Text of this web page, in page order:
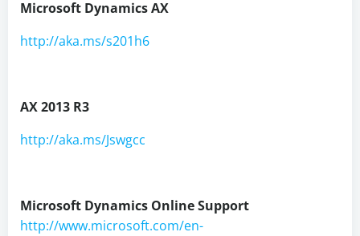
Microsoft Dynamics AX
http://aka.ms/s201h6
AX 2013 R3
http://aka.ms/Jswgcc
Microsoft Dynamics Online Support
http://www.microsoft.com/en-